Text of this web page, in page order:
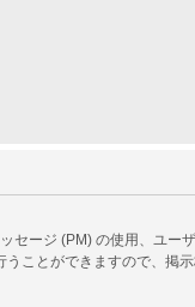
セージ (PM) の使用、ユー
ことができますので、掲